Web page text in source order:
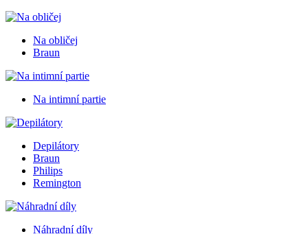
Na obličej
Braun
Na intimní partie
Depilátory
Braun
Philips
Remington
Náhradní díly